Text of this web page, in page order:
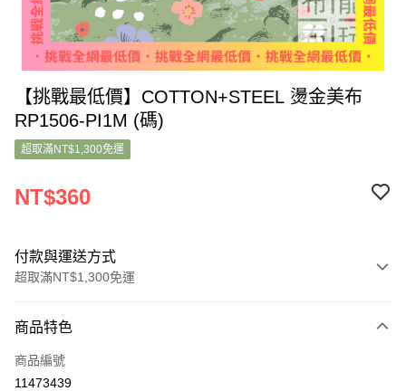
【挑戰最低價】COTTON+STEEL 燙金美布
RP1506-PI1M (碼)
超取滿NT$1,300免運
NT$360
付款與運送方式
超取滿NT$1,300免運
信用卡一次付款
超商取貨付款
商品特色
商品編號
11473439